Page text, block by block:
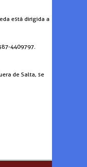
está dirigida a
4409797.
de Salta, se